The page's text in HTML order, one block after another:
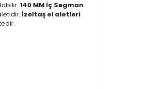
140 MM İç Segman
İzeltaş el aletleri